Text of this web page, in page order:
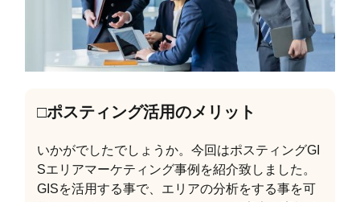
□ポスティング活用のメリット
いかがでしたでしょうか。今回はポスティングGI
Sエリアマーケティング事例を紹介致しました。
GISを活用する事で、エリアの分析をする事を可